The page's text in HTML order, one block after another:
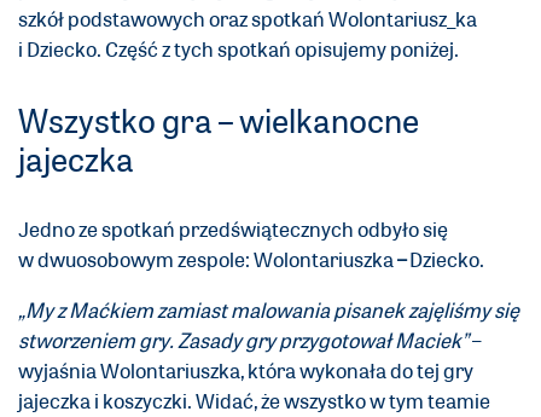
szkół podstawowych oraz spotkań Wolontariusz_ka
i Dziecko. Część z tych spotkań opisujemy poniżej.
Wszystko gra – wielkanocne
jajeczka
Jedno ze spotkań przedświątecznych odbyło się
w dwuosobowym zespole: Wolontariuszka–Dziecko.
„My z Maćkiem zamiast malowania pisanek zajęliśmy się
stworzeniem gry. Zasady gry przygotował Maciek”–
wyjaśnia Wolontariuszka, która wykonała do tej gry
jajeczka i koszyczki. Widać, że wszystko w tym teamie